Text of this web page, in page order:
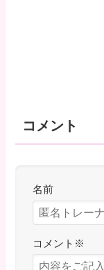
コメント
名前
コメント ※